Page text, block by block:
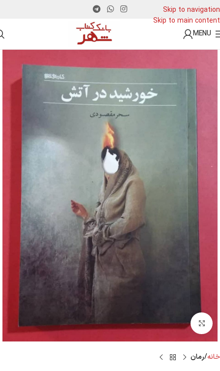
Skip to navigation
Skip to main content
MENU
Click to enlarge
خانه رمان